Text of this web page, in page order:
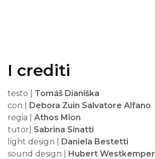
I crediti
testo | Tomáš Dianiška
con | Debora Zuin Salvatore Alfano
regia | Athos Mion
tutor| Sabrina Sinatti
light design |
Daniela Bestetti
sound design | Hubert Westkemper